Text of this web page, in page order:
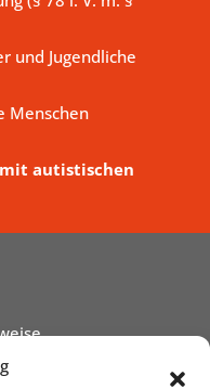
und Jugendliche
Menschen
autistischen